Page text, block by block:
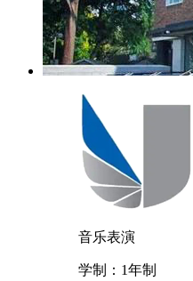
音乐表演
学制： 1年制